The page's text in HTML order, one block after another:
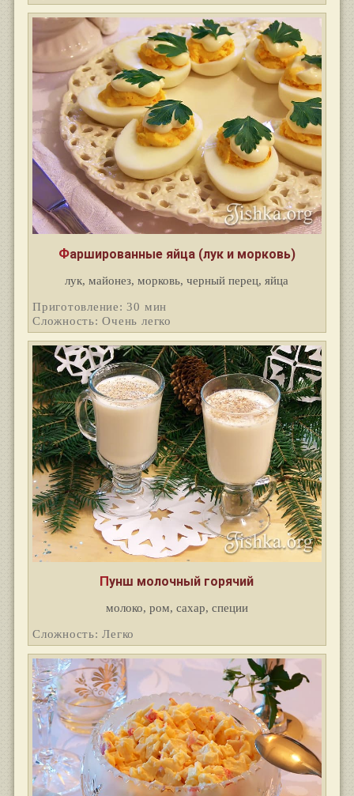
Фаршированные яйца (лук и морковь)
лук, майонез, морковь, черный перец, яйца
Приготовление: 30 мин
Сложность: Очень легко
Пунш молочный горячий
молоко, ром, сахар, специи
Сложность: Легко